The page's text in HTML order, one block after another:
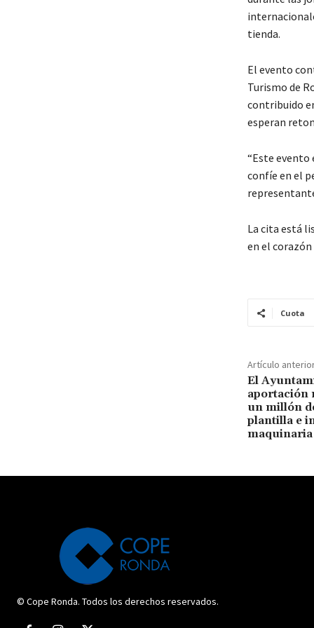
tienda.
El evento
Turismo de
contribuido
esperan
“Este evento
confíe en el
La cita está
en el corazón
Cuota
Artículo
El
aportación
un millón
plantilla e
© Cope Ronda. Todos los derechos reservados.